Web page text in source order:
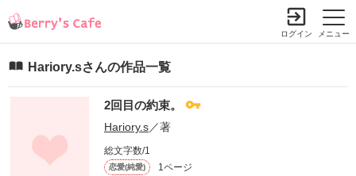
メニュー
ログイン
Hariory.sさんの作品一覧
2回目の約束。
Hariory.s／著
総文字数/1
恋愛(純愛) 1ページ